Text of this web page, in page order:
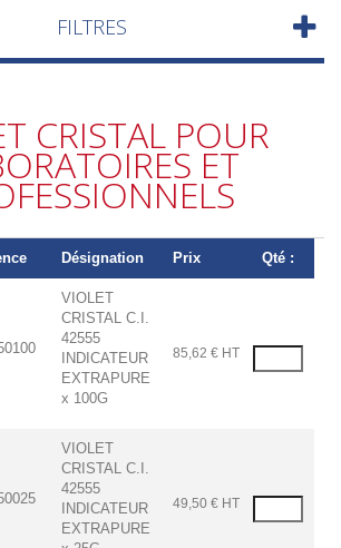
FILTRES
CRISTAL POUR
ET
Désignation Prix Qté :
VIOLET
CRISTAL C.I.
42555
INDICATEUR
EXTRAPURE
x 100G
85,62 € HT
VIOLET
CRISTAL C.I.
42555
INDICATEUR
EXTRAPURE
49,50 € HT